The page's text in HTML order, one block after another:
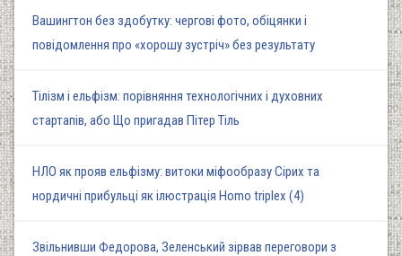
Вашингтон без здобутку: чергові фото, обіцянки і
повідомлення про «хорошу зустріч» без результату
Тілізм і ельфізм: порівняння технологічних і духовних
стартапів, або Що пригадав Пітер Тіль
НЛО як прояв ельфізму: витоки міфообразу Сірих та
нордичні прибульці як ілюстрація Homo triplex (4)
Звільнивши Федорова, Зеленський зірвав переговори з